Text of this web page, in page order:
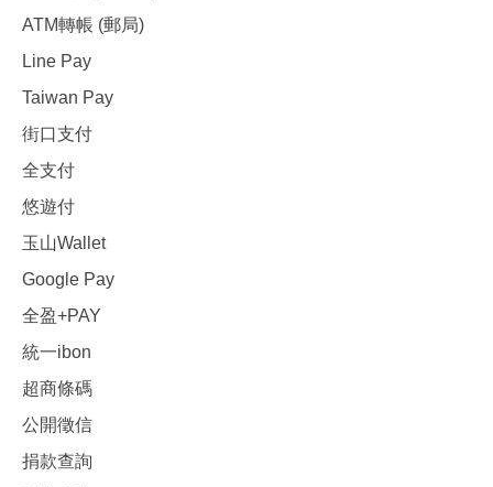
ATM轉帳 (郵局)
Line Pay
Taiwan Pay
街口支付
全支付
悠遊付
玉山Wallet
Google Pay
全盈+PAY
統一ibon
超商條碼
公開徵信
捐款查詢